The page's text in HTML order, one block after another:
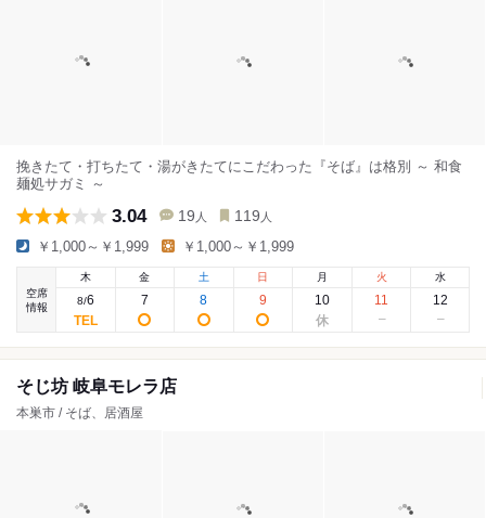
挽きたて・打ちたて・湯がきたてにこだわった『そば』は格別 ～ 和食
麺処サガミ ～
3.04 19 人 119 人
￥1,000～￥1,999 ￥1,000～￥1,999
空席
情報
木
8/6
金
7
土
8
日
9
月
10
火
11
水
12
そじ坊 岐阜モレラ店
本巣市 / そば、居酒屋